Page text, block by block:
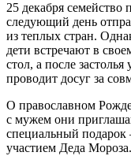
25 декабря семейство
следующий день
из теплых стран.
дети встречают в
стол, а после
проводит досуг за
О православном
с мужем они
специальный
участием Деда Мороза.